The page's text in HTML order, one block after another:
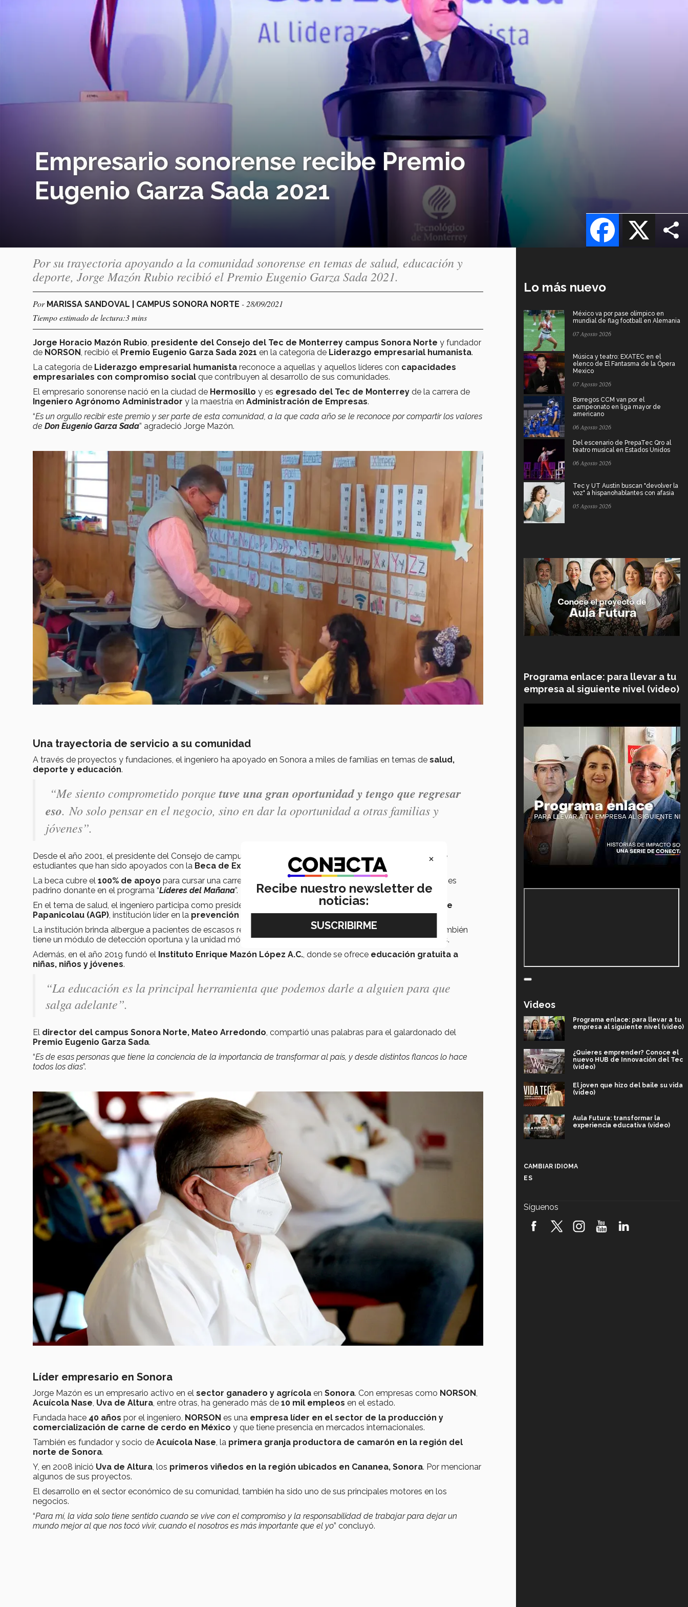
Empresario sonorense recibe Premio
Eugenio Garza Sada 2021
X
Facebook
Por su trayectoria apoyando a la comunidad sonorense en temas de salud, educación y
deporte, Jorge Mazón Rubio recibió el Premio Eugenio Garza Sada 2021.
Por MARISSA SANDOVAL | CAMPUS SONORA NORTE - 28/09/2021
Tiempo estimado de lectura:3 mins
Jorge Horacio Mazón Rubio presidente del Consejo del Tec de Monterrey campus Sonora Norte y fundador
de NORSON , recibió el Premio Eugenio Garza Sada 2021 en la categoría de Liderazgo empresarial humanista.
La categoría de Liderazgo empresarial humanista reconoce a aquellas y aquellos líderes con capacidades
empresariales con compromiso social que contribuyen al desarrollo de sus comunidades.
El empresario sonorense nació en la ciudad de Hermosillo y es egresado del Tec de Monterrey de la carrera de
Ingeniero Agrónomo Administrador y la maestría en Administración de Empresas.
“Es un orgullo recibir este premio y ser parte de esta comunidad, a la que cada año se le reconoce por compartir los valores
de Don Eugenio Garza Sada” agradeció Jorge Mazón.
Una trayectoria de servicio a su comunidad
A través de proyectos y fundaciones, el ingeniero ha apoyado en Sonora a miles de familias en temas de salud,
deporte y educación.
“Me siento comprometido porquetuve una gran oportunidad y tengo que regresar
eso. No solo pensar en el negocio, sino en dar la oportunidad a otras familias y
jóvenes”.
Desde el año 2001, el presidente del Consejo de campus Sonora Norte ha impulsado a varias generaciones de
estudiantes que han sido apoyados con la Beca de Excelencia “ Don Enrique Mazón López ”.
La beca cubre el 100% de apoyo para cursar una carrera completa en elTec de Monterrey, donde también es
padrino donante en el programa “Líderes del Mañana”.
En el tema de salud, el ingeniero participa como presidente del Consejo de finanzas de la
Agrupación George
Papanicolau (AGP), institución líder en la prevención y detección oportuna del cáncer.
La institución brinda albergue a pacientes de escasos recursos e imparte programas contra el tabaquismo, también
tiene un módulo de detección oportuna y la unidad móvil para exámenes Papanicolaou y revisiones mamarias.
Además, en el año 2019 fundó el Instituto Enrique Mazón López A.C., donde se ofrece educación gratuita a
niñas, niños y jóvenes.
“La educación es la principal herramienta que podemos darle a alguien para que
salga adelante”.
El director del campus Sonora Norte, Mateo Arredondo, compartió unas palabras para el galardonado del
Premio Eugenio Garza Sada.
“Es de esas personas que tiene la conciencia de la importancia de transformar al país, y desde distintos flancos lo hace
todos los días”.
Líder empresario en Sonora
Jorge Mazón es un empresario activo en el sector ganadero y agrícola en Sonora. Con empresas como NORSON
Acuícola Nase Uva de Altura , entre otras, ha generado más de 10 mil empleos en el estado.
Fundada hace 40 años por el ingeniero, NORSON es una empresa líder en el sector de la producción y
comercialización de carne de cerdo en México y que tiene presencia en mercados internacionales.
También es fundador y socio de Acuícola Nase , la primera granja productora de camarón en la región del
norte de Sonora.
Y, en 2008 inició Uva de Altura , los primeros viñedos en la región ubicados en Cananea, Sonora. Por mencionar
algunos de sus proyectos.
El desarrollo en el sector económico de su comunidad, también ha sido uno de sus principales motores en los
negocios.
“Para mí, la vida solo tiene sentido cuando se vive con el compromiso y la responsabilidad de trabajar para dejar un
mundo mejor al que nos tocó vivir, cuando el nosotros es más importante que el yo” concluyó.
Lo más nuevo
México va por pase olímpico en
mundial de flag football en Alemania
07 Agosto 2026
Música y teatro: EXATEC en el
elenco de El Fantasma de la Ópera
Mexico
07 Agosto 2026
Borregos CCM van por el
campeonato en liga mayor de
americano
06 Agosto 2026
Del escenario de PrepaTec Qro al
teatro musical en Estados Unidos
06 Agosto 2026
Tec y UT Austin buscan "devolver la
voz" a hispanohablantes con afasia
05 Agosto 2026
Programa enlace: para llevar a tu
empresa al siguiente nivel (video)
Videos
Programa enlace: para llevar a tu
empresa al siguiente nivel (video)
¿Quieres emprender? Conoce el
nuevo HUB de Innovación del Tec
(video)
El joven que hizo del baile su vida
(video)
Aula Futura: transformar la
experiencia educativa (video)
robótica FIRST 2026! (video)
CAMBIAR IDIOMA
ES
Síguenos
×
Recibe nuestro newsletter de
noticias: